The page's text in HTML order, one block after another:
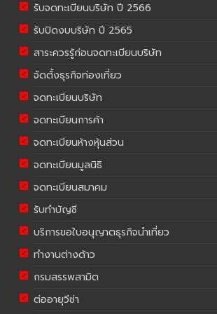
รับจดทะเบียนบริษัท ปี 2566
รับปิดงบบริษัท ปี 2565
สาระควรรู้ก่อนจดทะเบียนบริษัท
จัดตั้งธุรกิจท่องเที่ยว
จดทะเบียนบริษัท
จดทะเบียนการค้า
จดทะเบียนห้างหุ้นส่วน
จดทะเบียนมูลนิธิ
จดทะเบียนสมาคม
รับทำบัญชี
บริการขอใบอนุญาตธุรกิจนำเที่ยว
ทำงานต่างด้าว
กรมสรรพสามิต
ต่ออายุวีซ่า